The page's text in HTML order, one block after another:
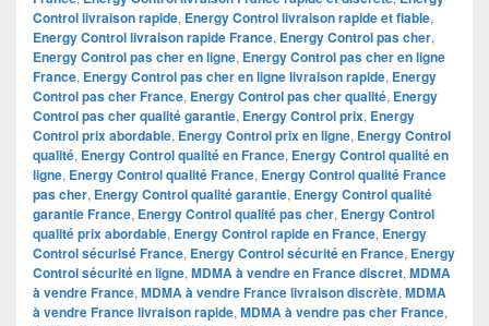
Control livraison rapide, Energy Control livraison rapide et fiable,
Energy Control livraison rapide France, Energy Control pas cher,
Energy Control pas cher en ligne, Energy Control pas cher en ligne
France, Energy Control pas cher en ligne livraison rapide, Energy
Control pas cher France, Energy Control pas cher qualité, Energy
Control pas cher qualité garantie, Energy Control prix, Energy
Control prix abordable, Energy Control prix en ligne, Energy Control
qualité, Energy Control qualité en France, Energy Control qualité en
ligne, Energy Control qualité France, Energy Control qualité France
pas cher, Energy Control qualité garantie, Energy Control qualité
garantie France, Energy Control qualité pas cher, Energy Control
qualité prix abordable, Energy Control rapide en France, Energy
Control sécurisé France, Energy Control sécurité en France, Energy
Control sécurité en ligne, MDMA à vendre en France discret, MDMA
à vendre France, MDMA à vendre France livraison discrète, MDMA
à vendre France livraison rapide, MDMA à vendre pas cher France,